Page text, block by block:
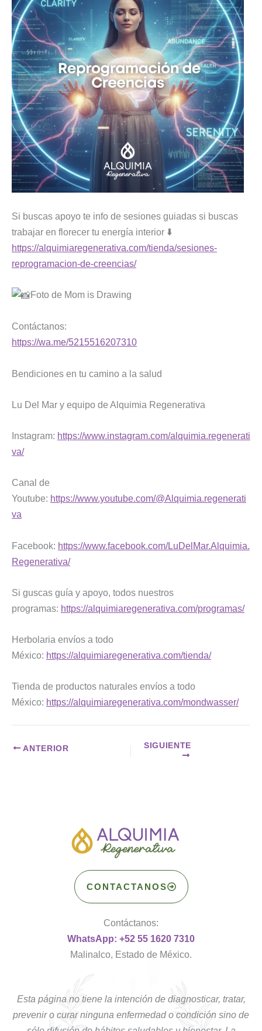
Si buscas apoyo te info de sesiones guiadas si buscas
trabajar en florecer tu energía interior ⬇️
https://alquimiaregenerativa.com/tienda/sesiones-
reprogramacion-de-creencias/
Foto de Mom is Drawing
Contáctanos:
https://wa.me/5215516207310
Bendiciones en tu camino a la salud
Lu Del Mar y equipo de Alquimia Regenerativa
Instagram: https://www.instagram.com/alquimia.regenerati
va/
Canal de
Youtube: https://www.youtube.com/@Alquimia.regenerati
va
Facebook: https://www.facebook.com/LuDelMar.Alquimia.
Regenerativa/
Si guscas guía y apoyo, todos nuestros
programas: https://alquimiaregenerativa.com/programas/
Herbolaria envíos a todo
México: https://alquimiaregenerativa.com/tienda/
Tienda de productos naturales envíos a todo
México: https://alquimiaregenerativa.com/mondwasser/
ANTERIOR SIGUIENTE
CONTACTANOS
Contáctanos:
WhatsApp: +52 55 1620 7310
Malinalco, Estado de México.
Esta página no tiene la intención de diagnosticar, tratar,
prevenir o curar ninguna enfermedad o condición sino de